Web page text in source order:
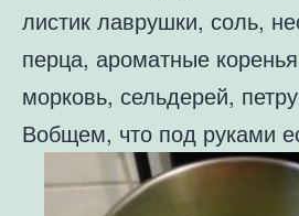
листик лаврушки, соль,
перца, ароматные
морковь, сельдерей,
Вобщем, что под руками